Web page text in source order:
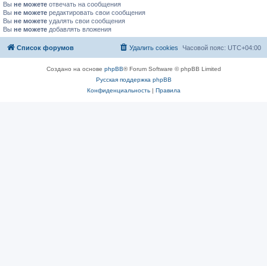
Вы не можете отвечать на сообщения
Вы не можете редактировать свои сообщения
Вы не можете удалять свои сообщения
Вы не можете добавлять вложения
Список форумов Часовой пояс: UTC+04:00
Удалить cookies
Создано на основе phpBB® Forum Software © phpBB Limited
Русская поддержка phpBB
Конфиденциальность| Правила